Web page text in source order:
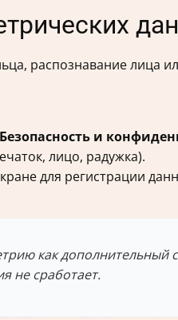
распознавание лица
Безопасность и
лицо, радужка).
для регистрации
как дополнительный
не сработает.